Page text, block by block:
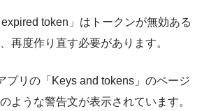
expired token」はトークンが無効ある
再度作り直す必要があります。
プリの「Keys and tokens」のページ
ような警告文が表示されています。